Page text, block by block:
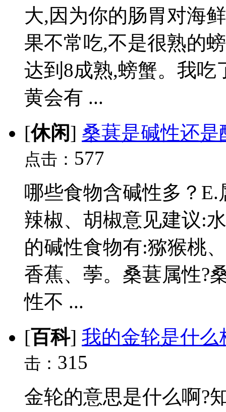
大,因为你的肠胃对海
果不常吃,不是很熟的
达到8成熟,螃蟹。我吃
黄会有 ...
[休闲] 桑葚是碱性还是
点击： 577
哪些食物含碱性多？
辣椒、胡椒意见建议:
的碱性食物有:猕猴桃
香蕉、荸。桑葚属性?
性不 ...
[百科] 我的金轮是什么
击： 315
金轮的意思是什么啊?